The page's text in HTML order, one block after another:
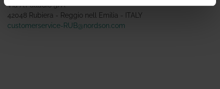
Via A.Palladio 5/A
42048 Rubiera - Reggio nell Emilia - ITALY
customerservice-RUB@nordson.com